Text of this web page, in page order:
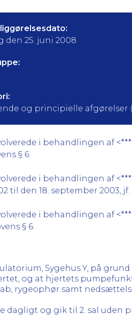
den 25. juni 2008
og principielle afgørelser
i behandlingen af
§ 6.
i behandlingen af
til den 18. september 2003,
i behandlingen af
§ 6.
Sygehus Y, på grund
og at hjertets
rygeophør samt
dagligt og gik til 2. sal uden